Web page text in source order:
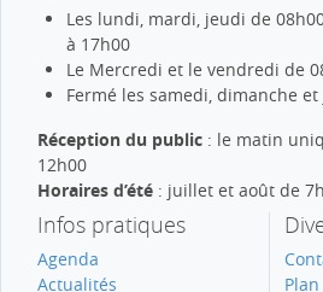
Les lundi, mardi, jeudi de
à 17h00
Le Mercredi et le vendredi de
Fermé les samedi, dimanche
Réception du public : le matin
12h00
Horaires d’été : juillet et août de
Infos pratiques
Agenda
Actualités